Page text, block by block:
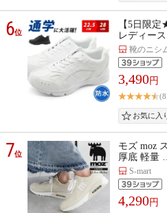
6位
【5日限
レディー
靴のニシ
3,490円
7位
モズ moz
厚底 軽量 …
S-mart
4,290円